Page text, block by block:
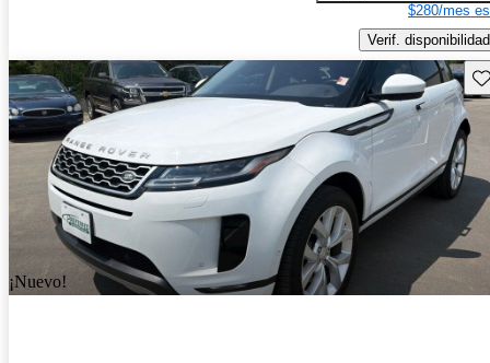
$280/mes
Verif. disponibilidad
¡Nuevo!